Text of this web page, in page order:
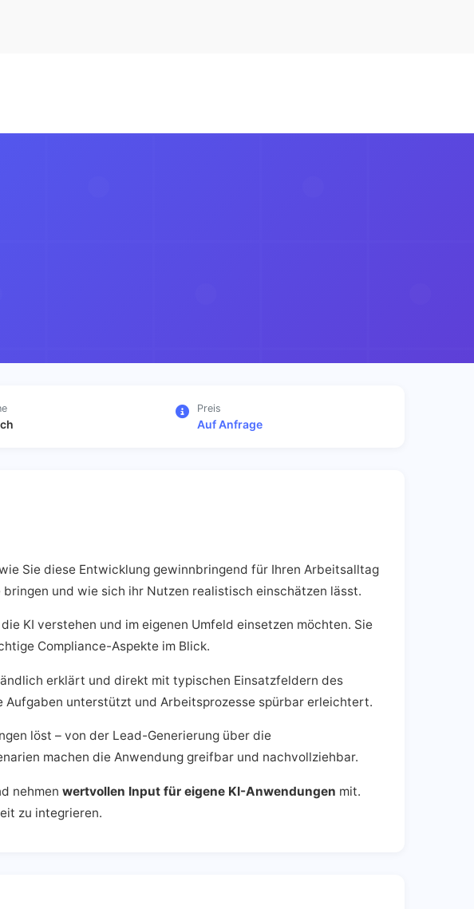
Preis
Auf Anfrage
Sie diese Entwicklung gewinnbringend für Ihren Arbeitsalltag
und wie sich ihr Nutzen realistisch einschätzen lässt.
KI verstehen und im eigenen Umfeld einsetzen möchten. Sie
Compliance-Aspekte im Blick.
erklärt und direkt mit typischen Einsatzfeldern des
unterstützt und Arbeitsprozesse spürbar erleichtert.
löst – von der Lead-Generierung über die
machen die Anwendung greifbar und nachvollziehbar.
nehmen wertvollen Input für eigene KI-Anwendungen mit.
zu integrieren.